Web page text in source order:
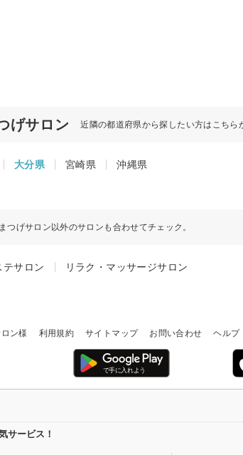
げサロン 近隣の都道府県から探したい方はこちら
大分県 宮崎県 沖縄県
つげサロン以外のサロンも合わせてチェック。
テサロン リラク・マッサージサロン
ン様 利用規約 サイトマップ お問い合わせ ヘルプ
サービス！